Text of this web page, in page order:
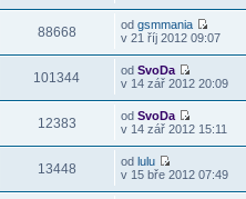
88668 odgsmmania
v 21 říj 2012 09:07
101344 odSvoDa
v 14 zář 2012 20:09
12383 odSvoDa
v 14 zář 2012 15:11
13448 odlulu
v 15 bře 2012 07:49